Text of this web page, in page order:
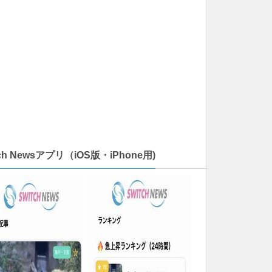
Newsアプリ（iOS版・iPhone用)